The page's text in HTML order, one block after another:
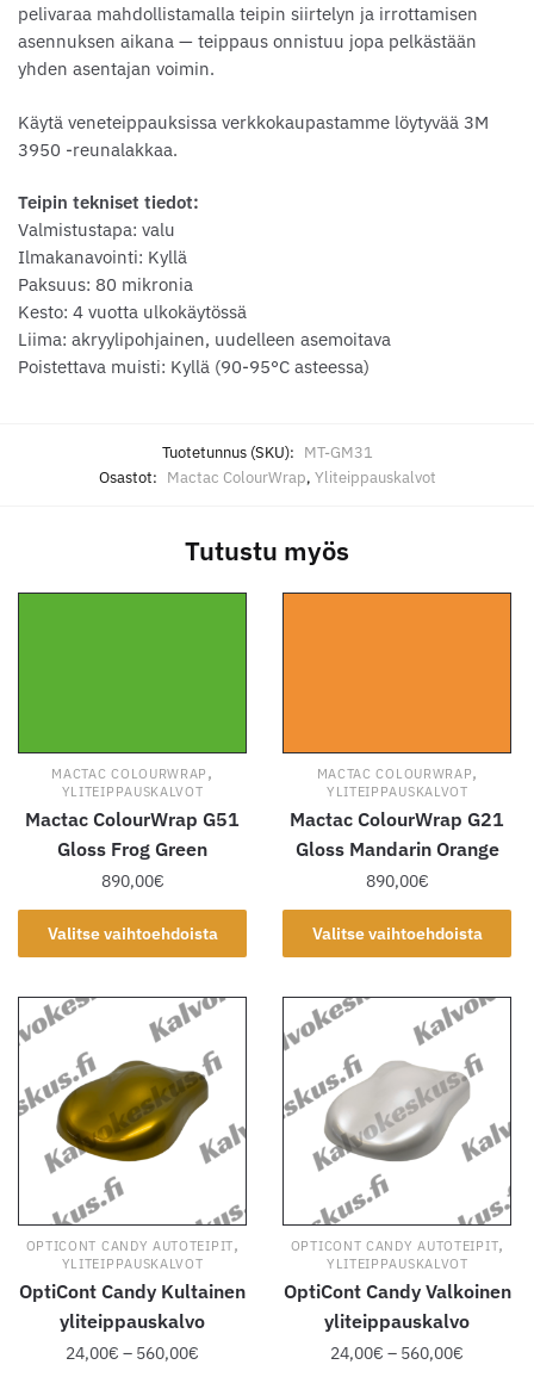
pelivaraa mahdollistamalla teipin siirtelyn ja irrottamisen
asennuksen aikana — teippaus onnistuu jopa pelkästään
yhden asentajan voimin.
Käytä veneteippauksissa verkkokaupastamme löytyvää 3M
3950 -reunalakkaa.
Teipin tekniset tiedot:
Valmistustapa: valu
Ilmakanavointi: Kyllä
Paksuus: 80 mikronia
Kesto: 4 vuotta ulkokäytössä
Liima: akryylipohjainen, uudelleen asemoitava
Poistettava muisti: Kyllä (90-95°C asteessa)
Tuotetunnus (SKU): MT-GM31
Osastot: Mactac ColourWrap, Yliteippauskalvot
Tutustu myös
MACTAC COLOURWRAP ,
YLITEIPPAUSKALVOT
Mactac ColourWrap G51
Gloss Frog Green
890,00€
Valitse vaihtoehdoista
Tällä
tuotteella
useampi
muunnelma.
Voit
tehdä
valinnat
tuotteen
MACTAC COLOURWRAP,
YLITEIPPAUSKALVOT
Mactac ColourWrap G21
Gloss Mandarin Orange
890,00€
Valitse vaihtoehdoista
Tällä
tuotteella
useampi
muunnelma.
Voit
tehdä
valinnat
tuotteen
OPTICONT CANDY AUTOTEIPIT,
YLITEIPPAUSKALVOT
OptiCont Candy Kultainen
yliteippauskalvo
24,00€ – 560,00€
OPTICONT CANDY AUTOTEIPIT,
YLITEIPPAUSKALVOT
OptiCont Candy Valkoinen
yliteippauskalvo
24,00€ – 560,00€